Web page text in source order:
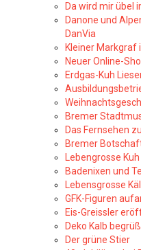
Da wird mir übel
Danone und
DanVia
Kleiner Markgraf
Neuer Online-
Erdgas-Kuh
Bremer
Das Fernsehen
Bremer
Lebengrosse
Badenixen und
Lebensgrosse
GFK-Figuren
Eis-Greissler
Deko Kalb
Der grüne Stier